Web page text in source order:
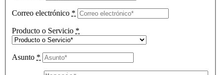
Correo electrónico *
Producto o Servicio *
Asunto *